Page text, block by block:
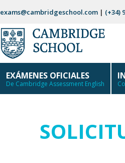
exams@cambridgeschool.com | (+34)
EXÁMENES OFICIALES
De Cambridge Assessment English